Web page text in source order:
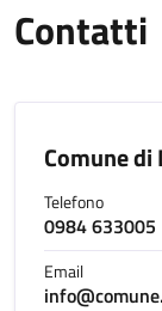
Contatti
Comune di
Telefono
0984 633005
Email